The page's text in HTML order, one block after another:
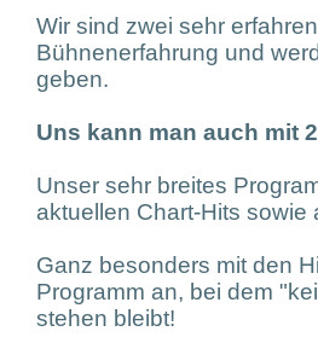
Wir sind zwei sehr
Bühnenerfahrung und
geben.
Uns kann man auch mit
Unser sehr breites
aktuellen Chart-Hits
Ganz besonders mit den
Programm an, bei dem
stehen bleibt!